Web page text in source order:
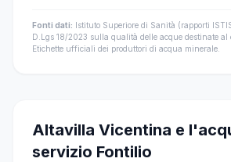
Fonti dati: Istituto Superiore di Sanità (rapporti
D.Lgs 18/2023 sulla qualità delle acque destinate al
Etichette ufficiali dei produttori di acqua minerale.
Altavilla Vicentina e
servizio Fontilio